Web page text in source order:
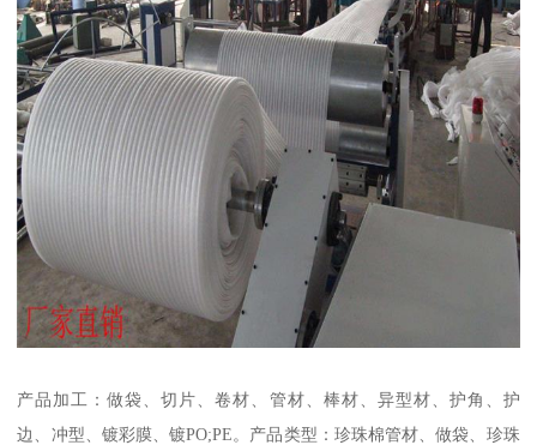
产品加工：做袋、切片、卷材、管材、棒材、异型材、护角、护
边、冲型、镀彩膜、镀PO;PE。产品类型：珍珠棉管材、做袋、珍珠